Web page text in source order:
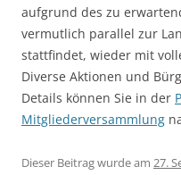
aufgrund des zu
vermutlich parallel zur
stattfindet, wieder mit
Diverse Aktionen und
Details können Sie in der
Mitgliederversammlung
Dieser Beitrag wurde am 27.